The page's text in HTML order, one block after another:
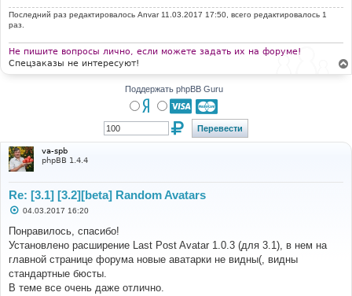
Последний раз редактировалось Anvar11.03.2017 17:50, всего редактировалось 1
раз.
Не пишите вопросы лично, если можете задать их на форуме!
Спецзаказы не интересуют!
Поддержать phpBB Guru
va-spb
phpBB 1.4.4
Re: [3.1] [3.2][beta] Random Avatars
С
о
б
щ
е
н
и
е
04.03.2017 16:20
Понравилось, спасибо!
Установлено расширение Last Post Avatar 1.0.3 (для 3.1), в нем на
главной странице форума новые аватарки не видны(, видны
стандартные бюсты.
В теме все очень даже отлично.